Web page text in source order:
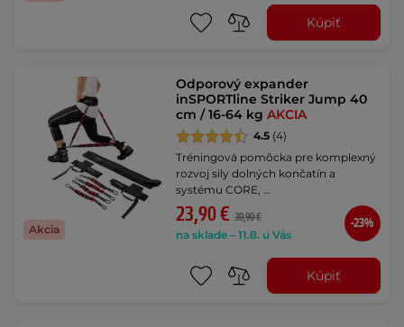
Kúpiť
Akcia
Odporový expander
inSPORTline Striker Jump 40
cm / 16-64 kgAKCIA
4.5 (4)
Tréningová pomôcka pre komplexný
rozvoj sily dolných končatín a
systému CORE, …
23,90 € 30,90 €
na sklade – 11.8. u Vás
-23%
Kúpiť